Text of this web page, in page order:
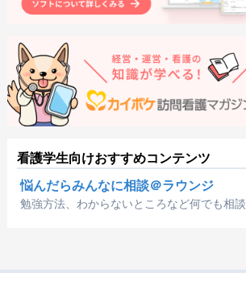
看護学生向けおすすめコンテンツ
悩んだらみんなに相談＠ラウンジ
勉強方法、わからないところなど何でも相談